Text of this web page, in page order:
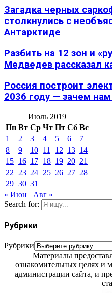
Загадка черных
столкнулись с
Антарктиде
Разбить на 12 зон и
Медведев рассказал
Россия построит
2036 году — зачем
Июль 2019
Пн Вт Ср Чт Пт Сб Вс
1
2 3 4 5 6
7
8
9 10 11 12 13 14
15 16 17 18 19 20 21
22
23 24 25 26 27 28
29 30 31
« Июн
Авг »
Search for:
Рубрики
Рубрики
Материалы
ознакомительных целях и
администрации сайта, и